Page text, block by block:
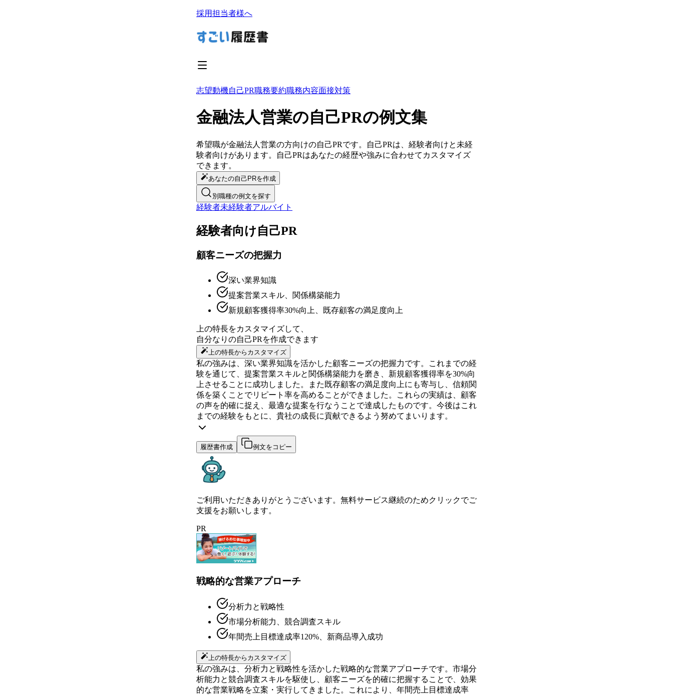
採用担当者様へ
志望動機自己PR職務要約職務内容面接対策
金融法人営業の自己PRの例文集
希望職が金融法人営業の方向けの自己PRです。 自己PRは、経験者向けと未経
験者向けがあります。
自己PRはあなたの経歴や強みに合わせてカスタマイズ
できます。
あなたの自己PRを作成
別職種の例文を探す
経験者未経験者アルバイト
経験者向け自己PR
顧客ニーズの把握力
深い業界知識
提案営業スキル、関係構築能力
新規顧客獲得率30%向上、既存顧客の満足度向上
上の特長をカスタマイズして、
自分なりの自己PR を作成できます
上の特長からカスタマイズ
私の強みは、深い業界知識を活かした顧客ニーズの把握力です。これまでの経
験を通じて、提案営業スキルと関係構築能力を磨き、新規顧客獲得率を30%向
上させることに成功しました。また既存顧客の満足度向上にも寄与し、信頼関
係を築くことでリピート率を高めることができました。これらの実績は、顧客
の声を的確に捉え、最適な提案を行なうことで達成したものです。今後はこれ
までの経験をもとに、貴社の成長に貢献できるよう努めてまいります。
履歴書作成 例文をコピー
ご利用いただきありがとうございます。無料サービス継続のためクリックでご
支援をお願いします。
PR
戦略的な営業アプローチ
分析力と戦略性
市場分析能力、競合調査スキル
年間売上目標達成率120%、新商品導入成功
上の特長からカスタマイズ
私の強みは、分析力と戦略性を活かした戦略的な営業アプローチです。市場分
析能力と競合調査スキルを駆使し、顧客ニーズを的確に把握することで、効果
的な営業戦略を立案・実行してきました。これにより、年間売上目標達成率